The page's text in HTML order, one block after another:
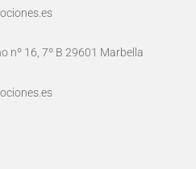
nº 16, 7º B 29601 Marbella